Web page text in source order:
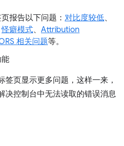
报告以下问题： 对比度较低、
怪癖模式、 Attribution
相关问题等。
签页显示更多问题，这样一来，
决控制台中无法读取的错误消息